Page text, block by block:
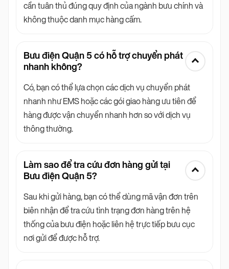
cần tuân thủ đúng quy định của ngành bưu chính và
không thuộc danh mục hàng cấm.
Bưu điện Quận 5 có hỗ trợ chuyển phát
nhanh không?
Có, bạn có thể lựa chọn các dịch vụ chuyển phát
nhanh như EMS hoặc các gói giao hàng ưu tiên để
hàng được vận chuyển nhanh hơn so với dịch vụ
thông thường.
Làm sao để tra cứu đơn hàng gửi tại
Bưu điện Quận 5?
Sau khi gửi hàng, bạn có thể dùng mã vận đơn trên
biên nhận để tra cứu tình trạng đơn hàng trên hệ
thống của bưu điện hoặc liên hệ trực tiếp bưu cục
nơi gửi để được hỗ trợ.